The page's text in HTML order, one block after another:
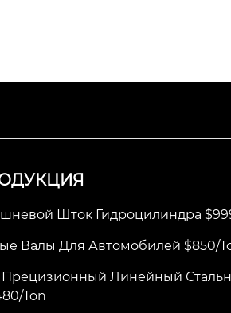
Шток Гидроцилиндра
Валы Для Автомобилей $850/
Прецизионный Линейный
ton